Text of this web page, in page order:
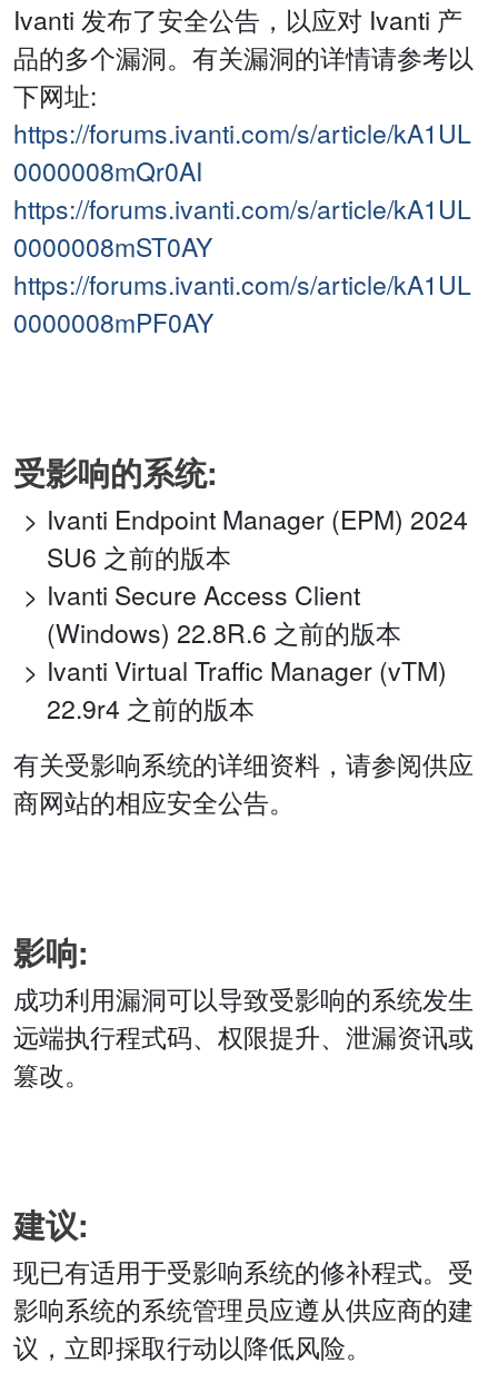
Ivanti 发布了安全公告，以应对 Ivanti 产
品的多个漏洞。有关漏洞的详情请参考以
下网址:
https://forums.ivanti.com/s/article/kA1UL
0000008mQr0AI
https://forums.ivanti.com/s/article/kA1UL
0000008mST0AY
https://forums.ivanti.com/s/article/kA1UL
0000008mPF0AY
受影响的系统:
Ivanti Endpoint Manager (EPM) 2024
SU6 之前的版本
Ivanti Secure Access Client
(Windows) 22.8R.6 之前的版本
Ivanti Virtual Traffic Manager (vTM)
22.9r4 之前的版本
有关受影响系统的详细资料，请参阅供应
商网站的相应安全公告。
影响:
成功利用漏洞可以导致受影响的系统发生
远端执行程式码、权限提升、泄漏资讯或
篡改。
建议:
现已有适用于受影响系统的修补程式。受
影响系统的系统管理员应遵从供应商的建
议，立即採取行动以降低风险。